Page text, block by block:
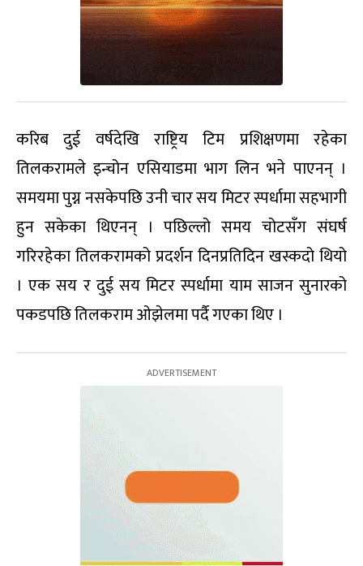
करिब दुई वर्षदेखि राष्ट्रिय टिम प्रशिक्षणमा रहेका
तिलकरामले इन्चोन एसियाडमा भाग लिन भने पाएनन् ।
समयमा पुग्न नसकेपछि उनी चार सय मिटर स्पर्धामा सहभागी
हुन सकेका थिएनन् । पछिल्लो समय चोटसँग संघर्ष
गरिरहेका तिलकरामको प्रदर्शन दिनप्रतिदिन खस्कदो थियो
। एक सय र दुई सय मिटर स्पर्धामा याम साजन सुनारको
पकडपछि तिलकराम ओझेलमा पर्दै गएका थिए ।